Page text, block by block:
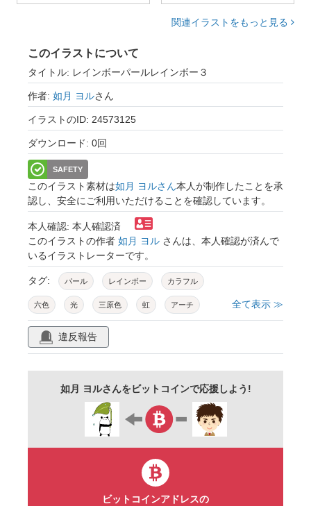
関連イラストをもっと見る
このイラストについて
タイトル: レインボーパールレインボー３
作者: 如月 ヨルさん
イラストのID: 24573125
ダウンロード: 0回
SAFETY
このイラスト素材は如月 ヨルさん本人が制作したことを承
認し、安全にご利用いただけることを確認しています。
本人確認: 本人確認済
このイラストの作者 如月 ヨル さんは、本人確認が済んで
いるイラストレーターです。
タグ: パール レインボー カラフル
六色 光 三原色 虹 アーチ
フェイクパール フレーム
美しい 豪華 白背景
全て表示 ≫
違反報告
如月 ヨルさんをビットコインで応援しよう!
ビットコインアドレスの